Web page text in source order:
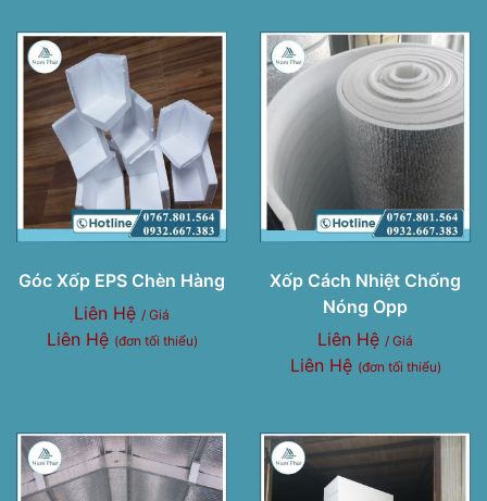
Góc Xốp EPS Chèn Hàng
Liên Hệ / Giá
Liên Hệ (đơn tối thiểu)
Xốp Cách Nhiệt Chống
Nóng Opp
Liên Hệ / Giá
Liên Hệ (đơn tối thiểu)